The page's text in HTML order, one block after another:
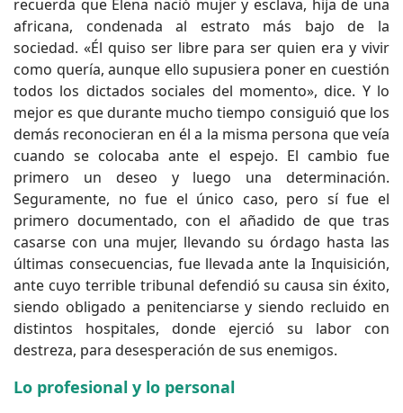
recuerda que Elena nació mujer y esclava, hija de una
africana, condenada al estrato más bajo de la
sociedad. «Él quiso ser libre para ser quien era y vivir
como quería, aunque ello supusiera poner en cuestión
todos los dictados sociales del momento», dice. Y lo
mejor es que durante mucho tiempo consiguió que los
demás reconocieran en él a la misma persona que veía
cuando se colocaba ante el espejo. El cambio fue
primero un deseo y luego una determinación.
Seguramente, no fue el único caso, pero sí fue el
primero documentado, con el añadido de que tras
casarse con una mujer, llevando su órdago hasta las
últimas consecuencias, fue llevada ante la Inquisición,
ante cuyo terrible tribunal defendió su causa sin éxito,
siendo obligado a penitenciarse y siendo recluido en
distintos hospitales, donde ejerció su labor con
destreza, para desesperación de sus enemigos.
Lo profesional y lo personal